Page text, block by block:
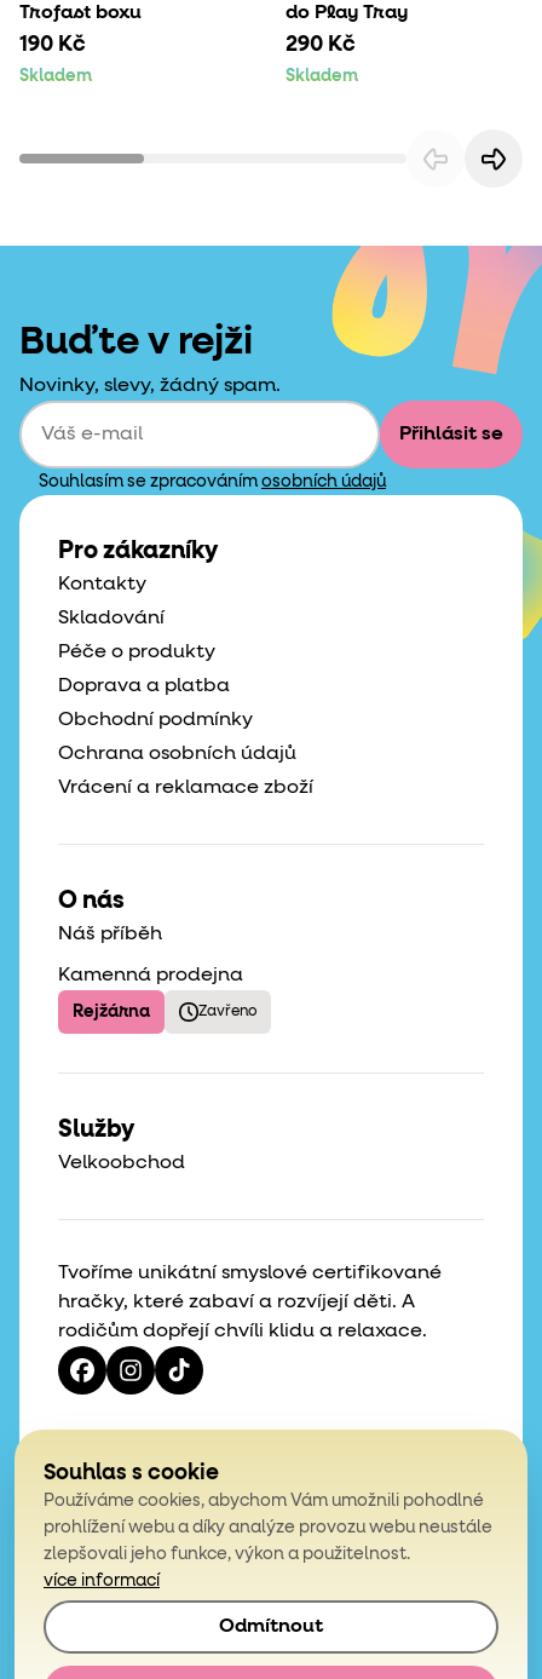
Trofast boxu
190 Kč
Skladem
do Play Tray
290 Kč
Skladem
Buďte v rejži
Novinky, slevy, žádný spam.
Přihlásit se
Souhlasím se zpracováním osobních údajů
Tvoříme unikátní smyslové certifikované
hračky, které zabaví a rozvíjejí děti. A
rodičům dopřejí chvíli klidu a relaxace.
Pro zákazníky
Kontakty
Skladování
Péče o produkty
Doprava a platba
Obchodní podmínky
Ochrana osobních údajů
Vrácení a reklamace zboží
O nás
Náš příběh
Kamenná prodejna
Rejžárna Zavřeno
Služby
Velkoobchod
4,9
z celkem 200 hodnocení
© 2026, Mámy v rejži. Všechna práva vyhrazena.
Obchodní podmínky
Souhlas s cookie
Používáme cookies, abychom Vám umožnili pohodlné
prohlížení webu a díky analýze provozu webu neustále
zlepšovali jeho funkce, výkon a použitelnost.
více informací
Odmítnout